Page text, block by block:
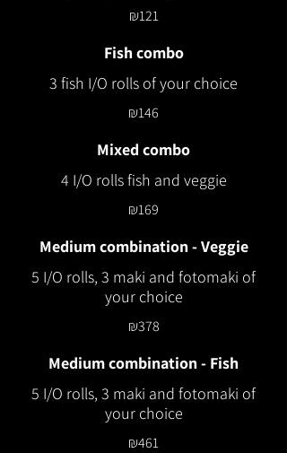
₪121
Fish combo
3 fish I/O rolls of your choice
₪146
Mixed combo
4 I/O rolls fish and veggie
₪169
Medium combination - Veggie
5 I/O rolls, 3 maki and fotomaki of
your choice
₪378
Medium combination - Fish
5 I/O rolls, 3 maki and fotomaki of
your choice
₪461